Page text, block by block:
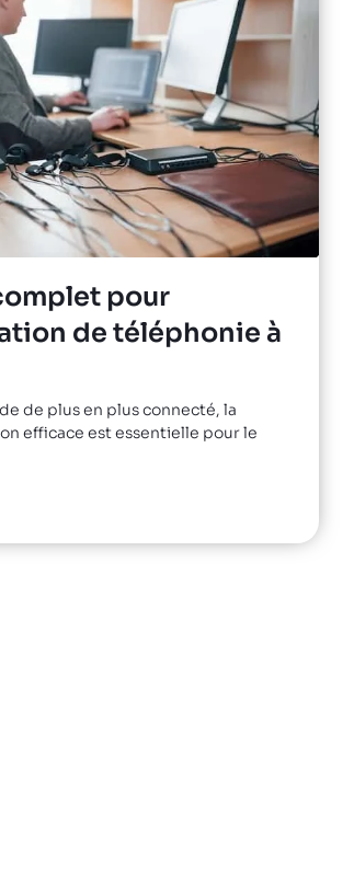
pour
de téléphonie à
de plus en plus connecté, la
efficace est essentielle pour le